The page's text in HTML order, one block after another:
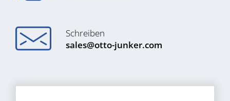
Schreiben
sales@otto-junker.com